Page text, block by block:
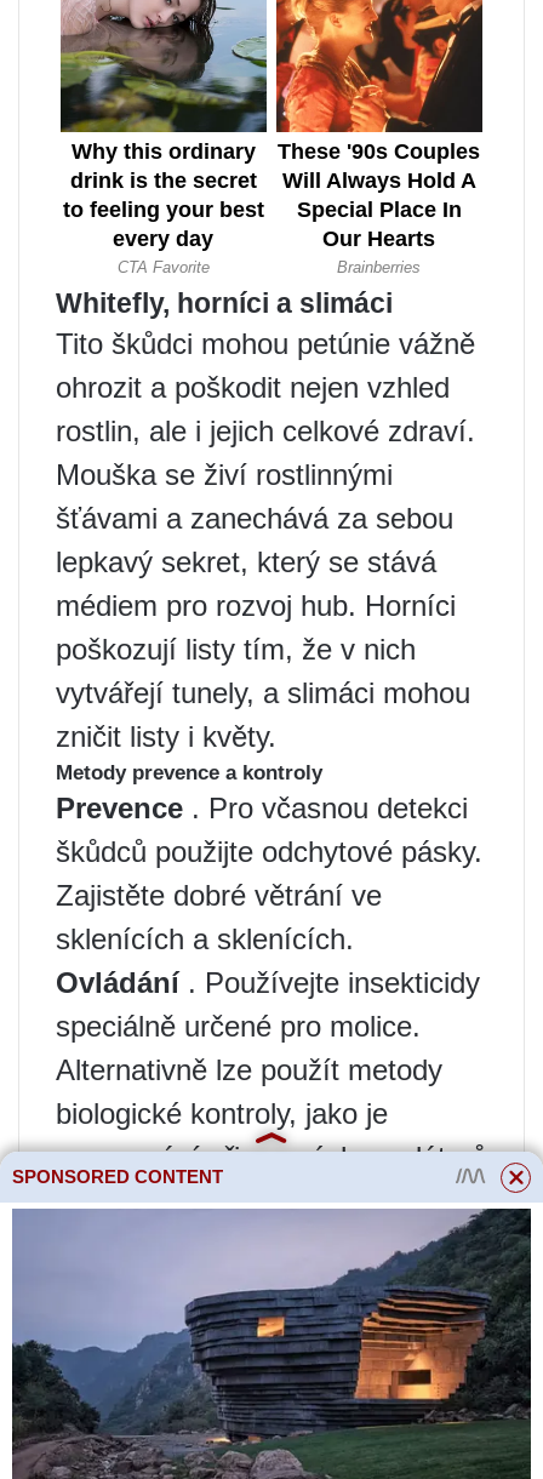
Whitefly, horníci a slimáci
Tito škůdci mohou petúnie vážně
ohrozit a poškodit nejen vzhled
rostlin, ale i jejich celkové zdraví.
Mouška se živí rostlinnými
šťávami a zanechává za sebou
lepkavý sekret, který se stává
médiem pro rozvoj hub. Horníci
poškozují listy tím, že v nich
vytvářejí tunely, a slimáci mohou
zničit listy i květy.
Metody prevence a kontroly
Prevence . Pro včasnou detekci
škůdců použijte odchytové pásky.
Zajistěte dobré větrání ve
sklenících a sklenících.
Ovládání. Používejte insekticidy
speciálně určené pro molice.
Alternativně lze použít metody
biologické kontroly, jako je
vysazování přirozených predátorů
škůdce.
. Pravidelně kontrolujte
listy, zda se na nich nevyskytují
horníci listů a odstraňujte
napadené oblasti.
Ovládání. Biologické insekticidy,
jako jsou insekticidy založené na
SPONSORED CONTENT